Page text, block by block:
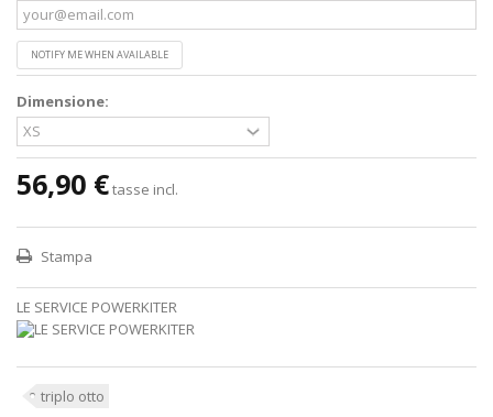
NOTIFY ME WHEN AVAILABLE
Dimensione:
56,90 €tasse incl.
Stampa
LE SERVICE POWERKITER
triplo otto